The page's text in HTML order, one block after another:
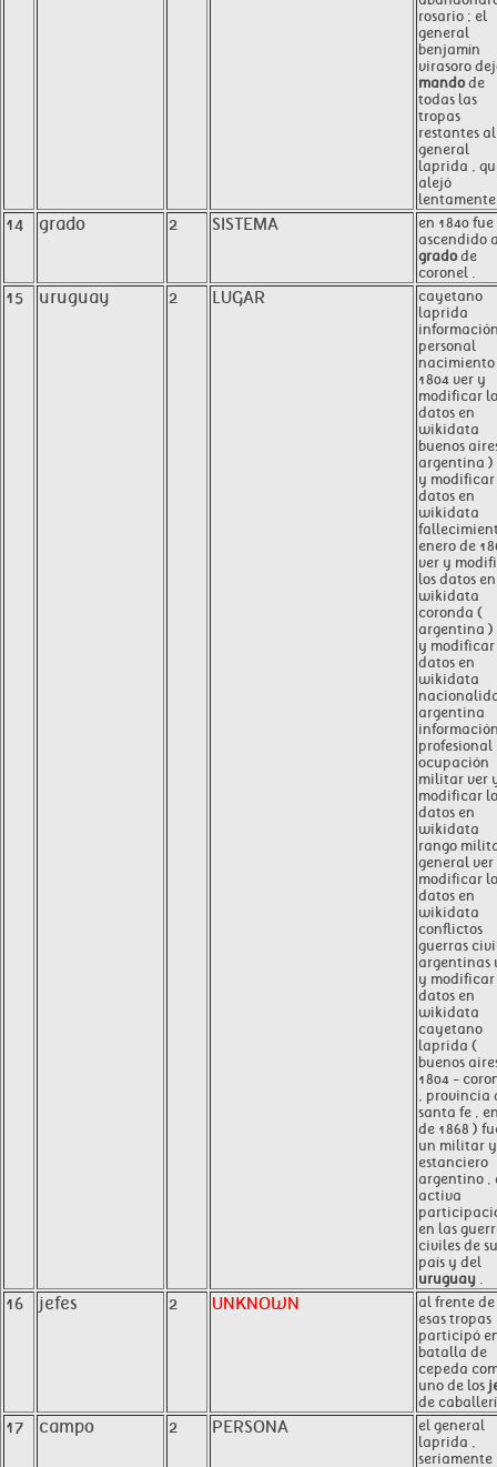
rosario ; el
general
benjamín
virasoro
mandode
todas las
tropas
restantes al
general
laprida ,
alejó
14 grado 2 SISTEMA
en 1840 fue
ascendido
gradode
coronel .
15 uruguay 2 LUGAR
cayetano
laprida
personal
nacimiento
1804 ver y
modificar
datos en
wikidata
buenos
argentina )
y modificar
datos en
wikidata
enero de
ver y
los datos en
wikidata
coronda (
argentina )
y modificar
datos en
wikidata
argentina
profesional
ocupación
militar ver
modificar
datos en
wikidata
rango
general ver
modificar
datos en
wikidata
conflictos
guerras
argentinas
y modificar
datos en
wikidata
cayetano
laprida (
buenos
1804 -
, provincia
santa fe ,
de 1868 )
un militar y
estanciero
argentino ,
activa
en las
civiles de su
país y del
uruguay .
16 jefes 2 UNKNOWN
al frente de
esas tropas
participó
batalla de
cepeda
uno de los
de
17 campo 2 PERSONA
el general
laprida ,
seriamente